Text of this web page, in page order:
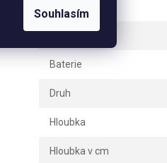
Souhlasím
EAN
Baterie
Druh
Hloubka
Hloubka v cm